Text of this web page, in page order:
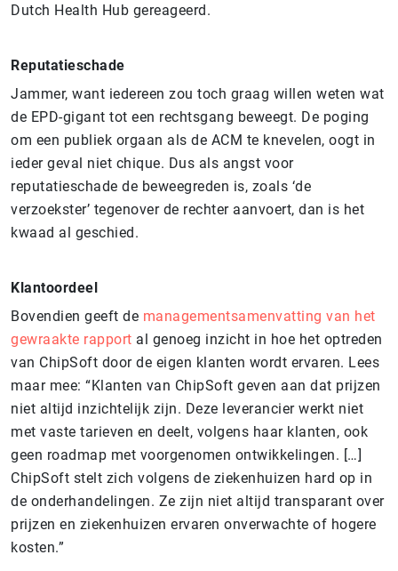
Dutch Health Hub gereageerd.
Reputatieschade
Jammer, want iedereen zou toch graag willen weten wat
de EPD-gigant tot een rechtsgang beweegt. De poging
om een publiek orgaan als de ACM te knevelen, oogt in
ieder geval niet chique. Dus als angst voor
reputatieschade de beweegreden is, zoals ‘de
verzoekster’ tegenover de rechter aanvoert, dan is het
kwaad al geschied.
Klantoordeel
Bovendien geeft de managementsamenvatting van het
gewraakte rapport al genoeg inzicht in hoe het optreden
van ChipSoft door de eigen klanten wordt ervaren. Lees
maar mee: “Klanten van ChipSoft geven aan dat prijzen
niet altijd inzichtelijk zijn. Deze leverancier werkt niet
met vaste tarieven en deelt, volgens haar klanten, ook
geen roadmap met voorgenomen ontwikkelingen. […]
ChipSoft stelt zich volgens de ziekenhuizen hard op in
de onderhandelingen. Ze zijn niet altijd transparant over
prijzen en ziekenhuizen ervaren onverwachte of hogere
kosten.”